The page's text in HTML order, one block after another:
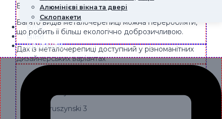
Алюмінієві вікна та двері
Склопакети
Блог
Ціни
Контакти
Екологічність
Багато видів металочерепиці можна переробляти,
що робить її більш екологічно доброзичливою.
Дах із металочерепиці доступний у різноманітних
дизайнерських варіантах